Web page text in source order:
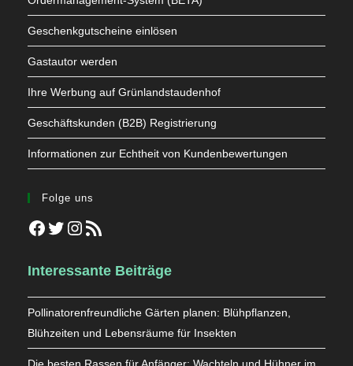
Geschenkgutscheine einlösen
Gastautor werden
Ihre Werbung auf Grünlandstaudenhof
Geschäftskunden (B2B) Registrierung
Informationen zur Echtheit von Kundenbewertungen
Folge uns
Facebook
TwitterInstagram
RSS-Feed
Interessante Beiträge
Pollinatorenfreundliche Gärten planen: Blühpflanzen,
Blühzeiten und Lebensräume für Insekten